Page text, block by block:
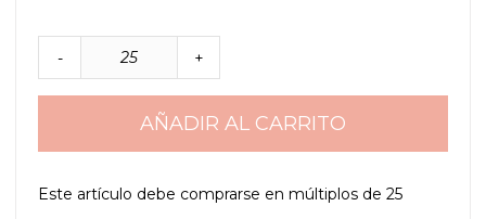
- +
AÑADIR AL CARRITO
Este artículo debe comprarse en múltiplos de 25